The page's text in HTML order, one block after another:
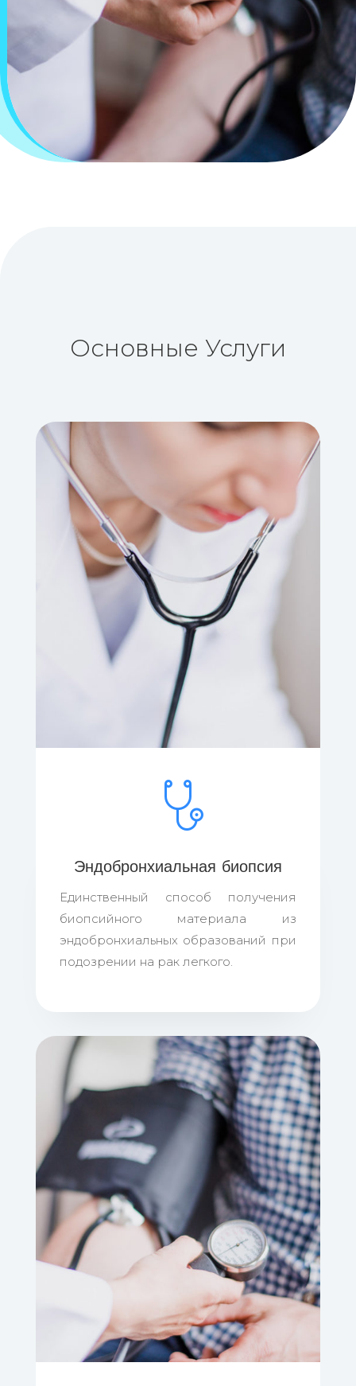
Основные Услуги
Эндобронхиальная биопсия
Единственный способ получения
биопсийного материала из
эндобронхиальных образований при
подозрении на рак легкого.